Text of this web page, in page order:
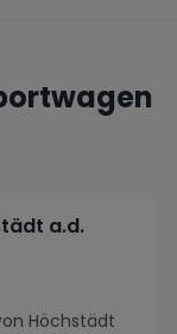
a.d.
Höchstädt